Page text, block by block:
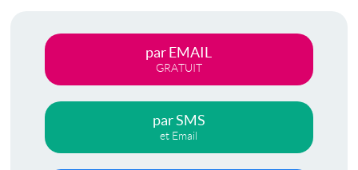
par EMAIL
GRATUIT
par SMS
et Email